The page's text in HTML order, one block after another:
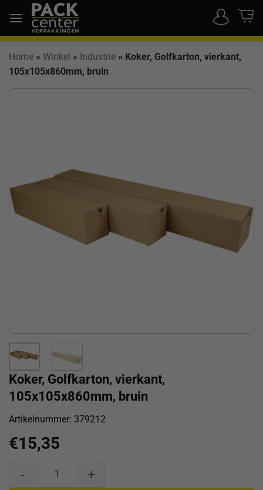
naar
inhoud
Home » Winkel » Industrie » Koker, Golfkarton, vierkant,
105x105x860mm, bruin
Koker, Golfkarton, vierkant,
105x105x860mm, bruin
Artikelnummer: 379212
€15,35